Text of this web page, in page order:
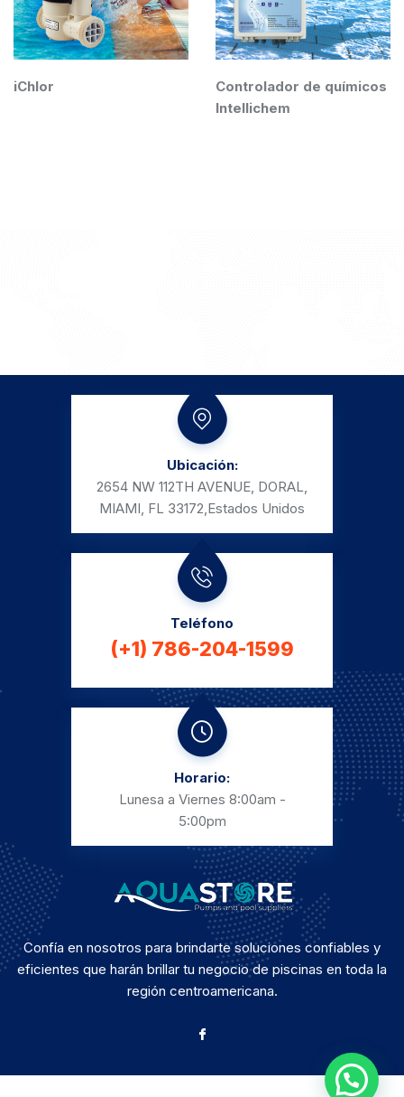
iChlor
Controlador de químicos
Intellichem
Ubicación:
2654 NW 112TH AVENUE, DORAL,
MIAMI, FL 33172,Estados Unidos
Teléfono
(+1) 786-204-1599
Horario:
Lunesa a Viernes 8:00am -
5:00pm
Confía en nosotros para brindarte soluciones confiables y
eficientes que harán brillar tu negocio de piscinas en toda la
región centroamericana.